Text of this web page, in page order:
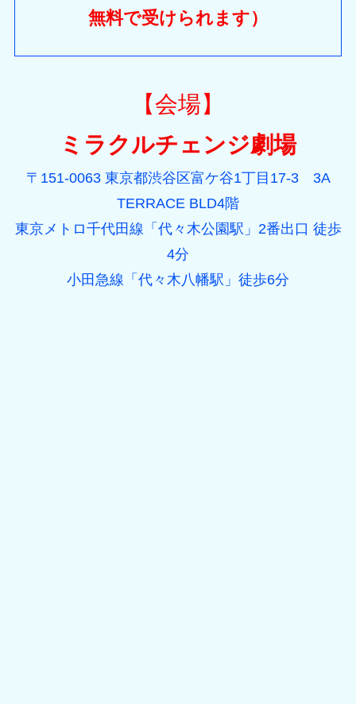
無料で受けられます）
【会場】
ミラクルチェンジ劇場
〒151-0063 東京都渋谷区富ケ谷1丁目17-3 3A
TERRACE BLD4階
東京メトロ千代田線「代々木公園駅」2番出口 徒歩
4分
小田急線「代々木八幡駅」徒歩6分